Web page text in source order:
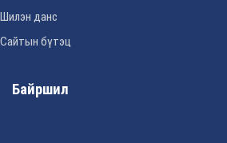
Шилэн данс
Сайтын бүтэц
Байршил